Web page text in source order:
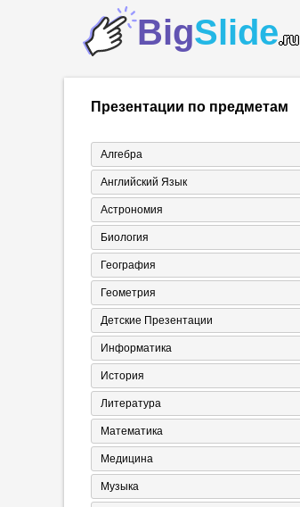
BigSlide.ru
Презентации по предметам
Алгебра
Английский Язык
Астрономия
Биология
География
Геометрия
Детские Презентации
Информатика
История
Литература
Математика
Медицина
Музыка